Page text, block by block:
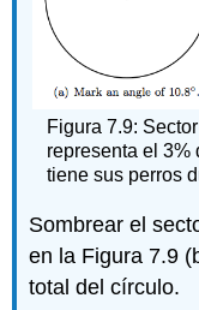
Figura 7.9:
representa el 3%
tiene sus perros
Sombrear el
en la Figura 7.9
total del círculo.